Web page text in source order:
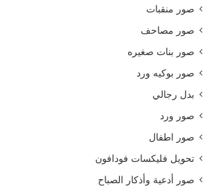
صور منقبات
صور مصاحف
صور بنات صغيره
صور بوكيه ورد
بدل رجالي
صور ورد
صور اطفال
تحويل فليكسات فودافون
صور أدعية وأذكار الصباح